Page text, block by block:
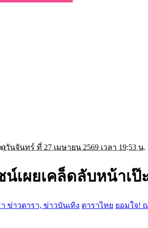
วันจันทร์ ที่ 27 เมษายน 2569 เวลา 19:53 น.
เผยเคล็ดลับหน้าเ
ข่าวดารา, ข่าวบันเทิง ดาราไทย ยอมใจ!